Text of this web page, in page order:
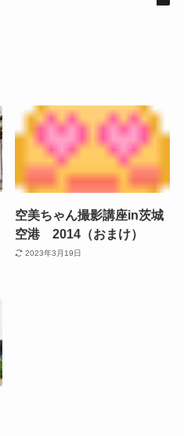
空美ちゃん撮影講座in茨城
空港 2014（おまけ）
2023年3月19日